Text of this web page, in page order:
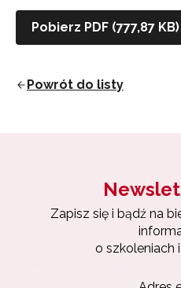
Pobierz PDF (777,87 KB)
Powrót do listy
Zapisz się i bądź na
o szkoleniach
Newsletter ORE
Zapisz się i bądź na
o szkoleniach i